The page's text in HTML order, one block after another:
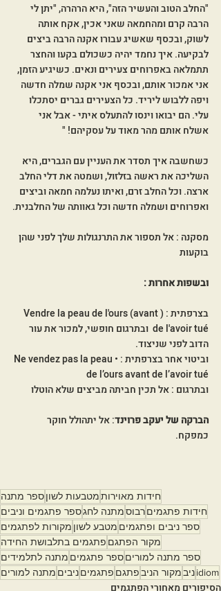
"החלב הטוב והעשיר הזה", היא הרהרה, "יתן לי
הרבה קרם ומהחמאה שאני אכין, אקח אותה
לשוק, ובכסף שאשיג עבורו אקנה הרבה ביצים
לבקיעה. איך נחמד יהיה כשכולם בקעו והחצר
תתמלאה באפרוחים צעירים ונאים. כשיגיע הזמן,
אני אמכור אותם, ובכסף אני אקנה שמלה חדשה
ויפה ללבוש ליריד. כל הצעירים גברים יסתכלו
עלי. הם יבואו וינסו להתעלס איתי - אבל אני
אשלח אותם מהר מאוד על עסקיהם! "
כשחשבה איך תסדר את העניין עם הגברים, היא
השליכה את ראשה בזלזול, ושמטה את דלי החלב
ארצה. וכל החלב זרם, ואיתו נעלמה חמאה וביצים
ואפרוחים ושמלה חדשה וכל גאוותה של החלבנית.
מסקנה : אל תספור את התרנגולות שלך לפני שהן
בוקעות
ובשפות אחרות :
בצרפתית : (Vendre la peau de l'ours (avant
de l'avoir tué  ובתרגום חופשי, למכור את עור
הדוב לפני שניצוד.
וביטוי אחר בצרפתית : •Ne vendez pas la peau
de l’ours avant de l’avoir tué
ובתרגום : אל תכין חביתה מביצים שלא הוטלו
הברקה של יעקב פרוינד: אל יתהולל חוקר
כמפקח.
חידות מאוירותמטבעות לשוןספר מתנה
חידות פתגמיםרבוסמתנה לחגספר פתגמים וניבים
ספר ניבים ופתגמים מטבע לשון מקורות לפתגמים
מקור הפתגם פתגמים בתלבושת החידה
ספר מתנה למוריםספר פתגמים מתנה לתלמידים
idiomניבמקור הניבפתגם פתגמיםניבים מתנה למורים
הסיפורים מאחורי הפתגמים